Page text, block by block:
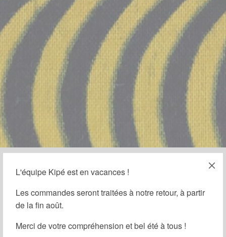
L'équipe Kipé est en vacances !
Les commandes seront traitées à notre retour, à partir
de la fin août.
Merci de votre compréhension et bel été à tous !
Les Histoires du Wax –
L’Œil de Ma Rivale